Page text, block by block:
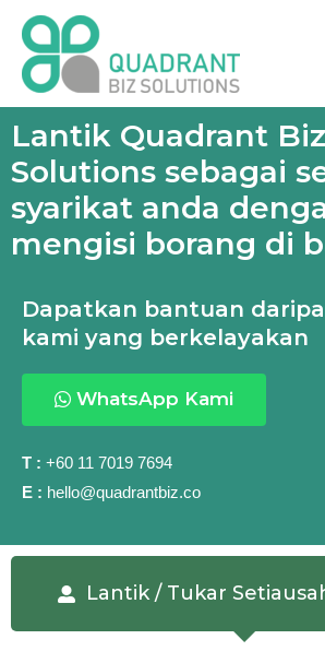
Lantik Quadrant Biz
Solutions sebagai
syarikat anda
mengisi borang di
Dapatkan bantuan
kami yang berkelayakan
WhatsApp Kami
T : +60 11 7019 7694
E : hello@quadrantbiz.co
Lantik / Tukar